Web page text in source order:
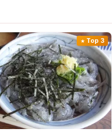
Top 3